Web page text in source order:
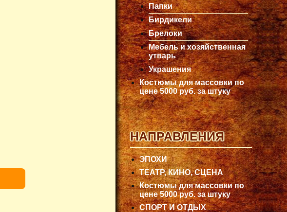
Папки
Бирдикели
Брелоки
Мебель и хозяйственная
утварь
Украшения
Костюмы для массовки по
цене 5000 руб. за штуку
НАПРАВЛЕНИЯ
ЭПОХИ
ТЕАТР, КИНО, СЦЕНА
Костюмы для массовки по
цене 5000 руб. за штуку
СПОРТ И ОТДЫХ